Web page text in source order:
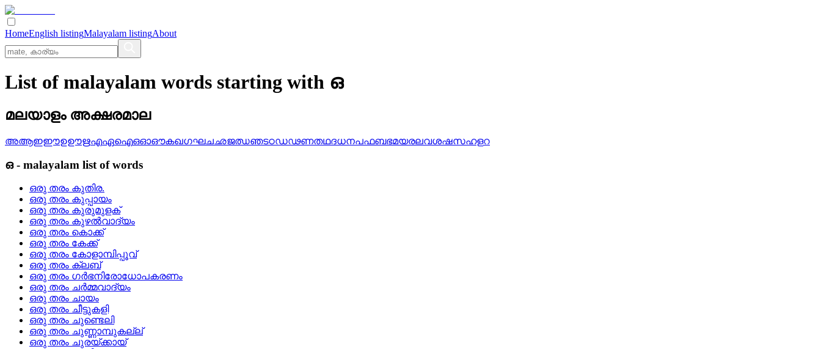
HomeEnglish listingMalayalam listingAbout
List of malayalam words starting with ഒ
മലയാളം അക്ഷരമാല
അആഇഈഉഊഋഎഏഐഒഓഔകഖഗഘചഛജഝഞടഠഡഢണതഥദധനപഫബഭമയരലവശഷസഹളറ
ഒ- malayalam list of words
ഒരു തരം കുതിര.
ഒരു തരം കുപ്പായം
ഒരു തരം കുരുമുളക്
ഒരു തരം കുഴല്‍വാദ്യം
ഒരു തരം കൊക്ക്
ഒരു തരം കേക്ക്
ഒരു തരം കോളാമ്പിപ്പൂവ്
ഒരു തരം ക്ലബ്
ഒരു തരം ഗര്‍ഭനിരോധോപകരണം
ഒരു തരം ചര്‍മ്മവാദ്യം
ഒരു തരം ചായം
ഒരു തരം ചീട്ടുകളി
ഒരു തരം ചുണ്ടെലി
ഒരു തരം ചുണ്ണാമ്പുകല്ല്
ഒരു തരം ചുരയ്‌ക്കായ്